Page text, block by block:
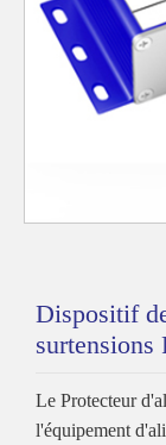
Dispositif
surtensions
Le Protecteur
l'équipement